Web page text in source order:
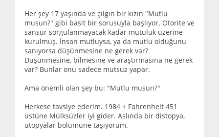
Her şey 17 yaşında ve çılgın bir kızın "Mutlu
musun?" gibi basit bir sorusuyla başlıyor. Otorite ve
sansür sorgulanmayacak kadar mutuluk üzerine
kurulmuş. İnsan mutluysa, ya da mutlu olduğunu
sanıyorsa düşünmesine ne gerek var?
Düşünmesine, bilmesine ve araştırmasına ne gerek
var? Bunlar onu sadece mutsuz yapar.
Ama önemli olan şey bu: "Mutlu musun?"
Herkese tavsiye ederim. 1984 + Fahrenheit 451
üstüne Mülksüzler iyi gider. Aslında bir distopya,
ütopyalar bölümüne taşıyorum.